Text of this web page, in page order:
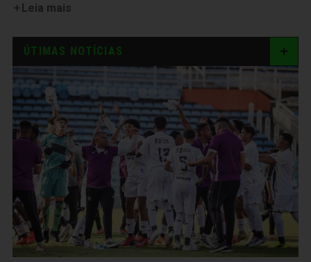
Leia mais
ÚTIMAS NOTÍCIAS